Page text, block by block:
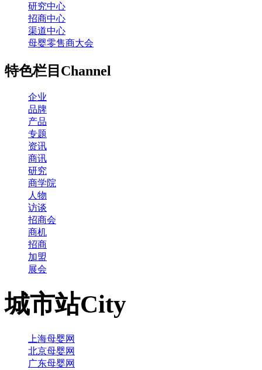
研究中心
招商中心
渠道中心
母婴零售商大会
特色栏目 Channel
企业
品牌
产品
专题
资讯
商讯
研究
商学院
人物
访谈
招商会
商机
招商
加盟
展会
城市站City
上海母婴网
北京母婴网
广东母婴网